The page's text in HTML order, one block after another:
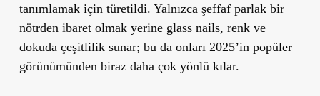
tanımlamak için türetildi. Yalnızca şeffaf parlak bir
nötrden ibaret olmak yerine glass nails, renk ve
dokuda çeşitlilik sunar; bu da onları 2025’in popüler
görünümünden biraz daha çok yönlü kılar.